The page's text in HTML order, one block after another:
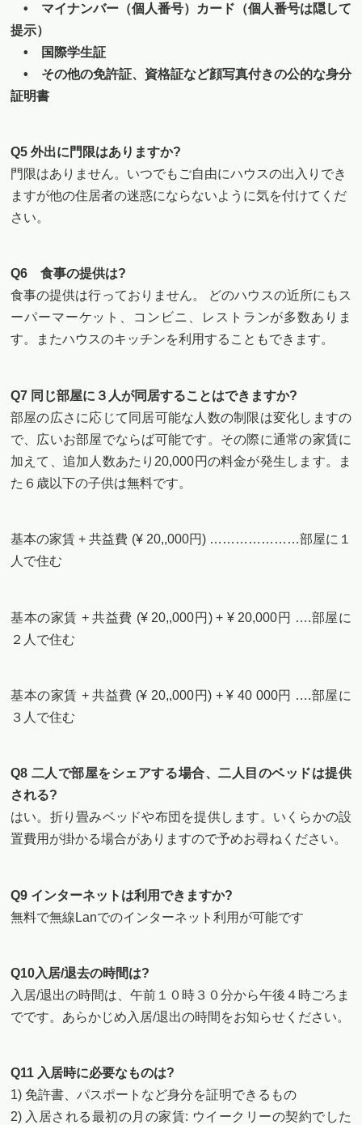
• マイナンバー（個人番号）カード（個人番号は隠して
提示）
• 国際学生証
• その他の免許証、資格証など顔写真付きの公的な身分
証明書
Q5 外出に門限はありますか?
門限はありません。いつでもご自由にハウスの出入りでき
ますが他の住居者の迷惑にならないように気を付けてくだ
さい。
Q6 食事の提供は?
食事の提供は行っておりません。 どのハウスの近所にもス
ーパーマーケット、コンビニ、レストランが多数ありま
す。またハウスのキッチンを利用することもできます。
Q7 同じ部屋に３人が同居することはできますか?
部屋の広さに応じて同居可能な人数の制限は変化しますの
で、広いお部屋でならば可能です。その際に通常の家賃に
加えて、追加人数あたり20,000円の料金が発生します。ま
た６歳以下の子供は無料です。
基本の家賃 + 共益費 (¥ 20,,000円) …………………部屋に１
人で住む
基本の家賃 + 共益費 (¥ 20,,000円) + ¥ 20,000円 ….部屋に
２人で住む
基本の家賃 + 共益費 (¥ 20,,000円) + ¥ 40 000円 ….部屋に
３人で住む
Q8 二人で部屋をシェアする場合、二人目のベッドは提供
される?
はい。折り畳みベッドや布団を提供します。いくらかの設
置費用が掛かる場合がありますので予めお尋ねください。
Q9 インターネットは利用できますか?
無料で無線Lanでのインターネット利用が可能です
Q10入居/退去の時間は?
入居/退出の時間は、午前１０時３０分から午後４時ごろま
でです。あらかじめ入居/退出の時間をお知らせください。
Q11 入居時に必要なものは?
1) 免許書、パスポートなど身分を証明できるもの
2) 入居される最初の月の家賃: ウイークリーの契約でした